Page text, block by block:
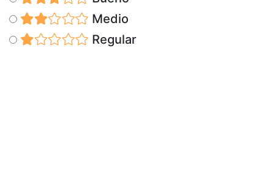
Medio
Regular